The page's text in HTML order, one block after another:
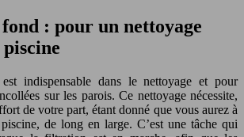
: pour un nettoyage
indispensable dans le nettoyage et pour
sur les parois. Ce nettoyage nécessite,
de votre part, étant donné que vous aurez à
de long en large. C’est une tâche qui